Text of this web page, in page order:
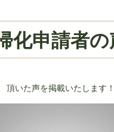
化申請者
頂いた声を掲載いたします